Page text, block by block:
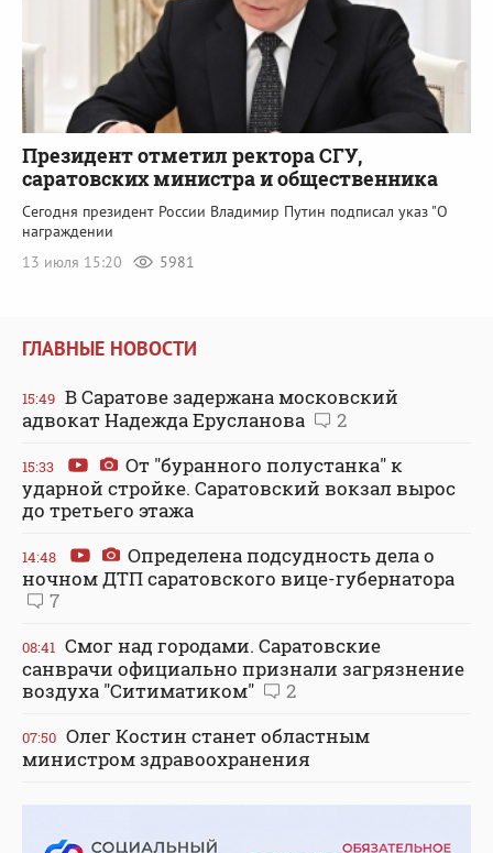
Президент отметил ректора СГУ,
саратовских министра и общественника
Сегодня президент России Владимир Путин подписал указ "О
награждении
13 июля 15:20
5981
ГЛАВНЫЕ НОВОСТИ
15:49 В Саратове задержана московский
адвокат Надежда Ерусланова
2
15:33
От "буранного полустанка" к
ударной стройке. Саратовский вокзал вырос
до третьего этажа
14:48
Определена подсудность дела о
ночном ДТП саратовского вице-губернатора
7
08:41 Смог над городами. Саратовские
санврачи официально признали загрязнение
воздуха "Ситиматиком"
2
07:50 Олег Костин станет областным
министром здравоохранения